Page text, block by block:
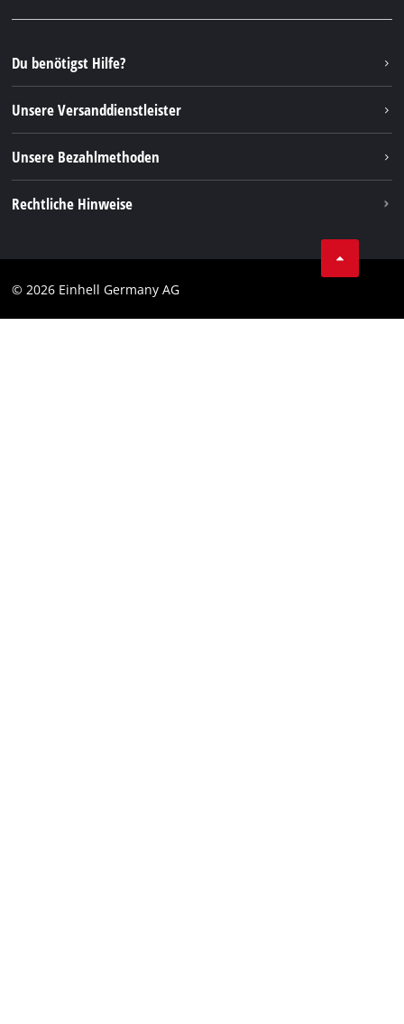
FAQs
Rücksendungen / Widerruf
Verpackungsrichtlinien
Hinweise zur Batterieentsorgung
Vertrag widerrufen
Instagram
TikTok
Pinterest
Linkedin
Du benötigst Hilfe?
Unsere Versanddienstleister
Unsere Bezahlmethoden
Rechtliche Hinweise
Impressum
© 2026 Einhell Germany AG